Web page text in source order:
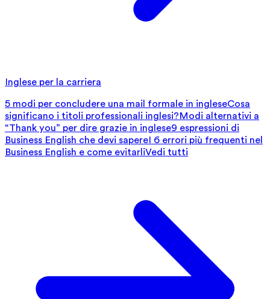
Inglese per la carriera
5 modi per concludere una mail formale in ingleseCosa
significano i titoli professionali inglesi?Modi alternativi a
“Thank you” per dire grazie in inglese9 espressioni di
Business English che devi sapereI 6 errori più frequenti nel
Business English e come evitarliVedi tutti